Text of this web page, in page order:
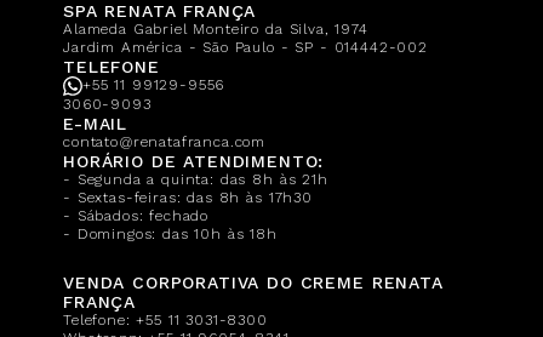
SPA RENATA FRANÇA
Alameda Gabriel Monteiro da Silva, 1974
Jardim América - São Paulo - SP - 014442-002
TELEFONE
+55 11 99129-9556
3060-9093
E-MAIL
contato@renatafranca.com
HORÁRIO DE ATENDIMENTO:
- Segunda a quinta: das 8h às 21h
- Sextas-feiras: das 8h às 17h30
- Sábados: fechado
- Domingos: das 10h às 18h
VENDA CORPORATIVA DO CREME RENATA
FRANÇA
Telefone:+55 11 3031-8300